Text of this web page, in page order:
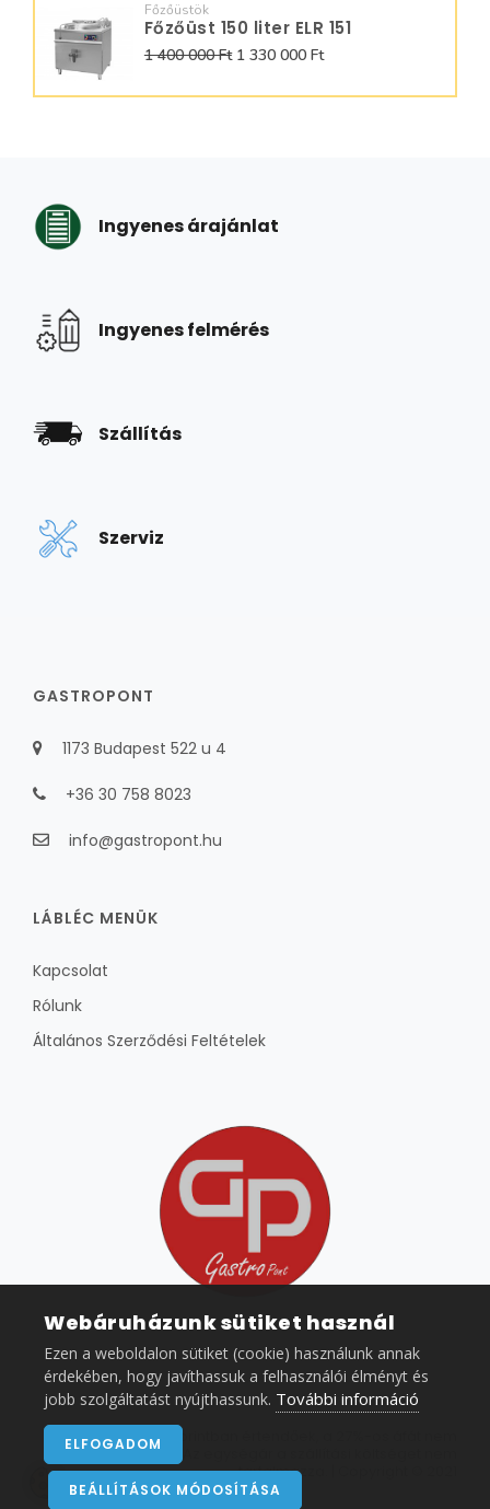
Webáruházunk sütiket használ
Ezen a weboldalon sütiket (cookie) használunk annak
érdekében, hogy javíthassuk a felhasználói élményt és
jobb szolgáltatást nyújthassunk. További információ
ELFOGADOM
BEÁLLÍTÁSOK MÓDOSÍTÁSA
Főzőüstök
Főzőüst 150 liter ELR 151
1 400 000 Ft1 330 000 Ft
Ingyenes árajánlat
Ingyenes felmérés
Szállítás
Szerviz
GASTROPONT
1173 Budapest 522 u 4
+36 30 758 8023
info@gastropont.hu
LÁBLÉC MENÜK
Kapcsolat
Rólunk
Általános Szerződési Feltételek
Az árak nettó forintban értendőek, a 27%-os áfát nem
tartalmazzák. Az egységár a szállítási költséget nem
tartalmazza. | Copyright © 2021